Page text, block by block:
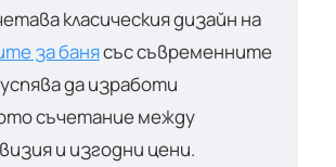
класическия дизайн на
за банясъс съвременните
да изработи
съчетание между
и изгодни цени.